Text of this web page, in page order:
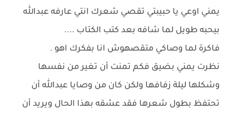
يمني اوعي يا حبيبتي تقصي شعرك انتي عارفه عبدالله
بيحبه طويل لما شافه بعد كتب الكتاب ....
فاكرة لما وصاكي متقصهوش انا بفكرك اهو .
نظرت يمني بضيق فكم تمنت أن تغير من نفسها
وشكلها ليلة زفافها ولكن كان من وصايا عبدالله أن
تحتفظ بطول شعرها فقد عشقه بهذا الحال ويريد أن